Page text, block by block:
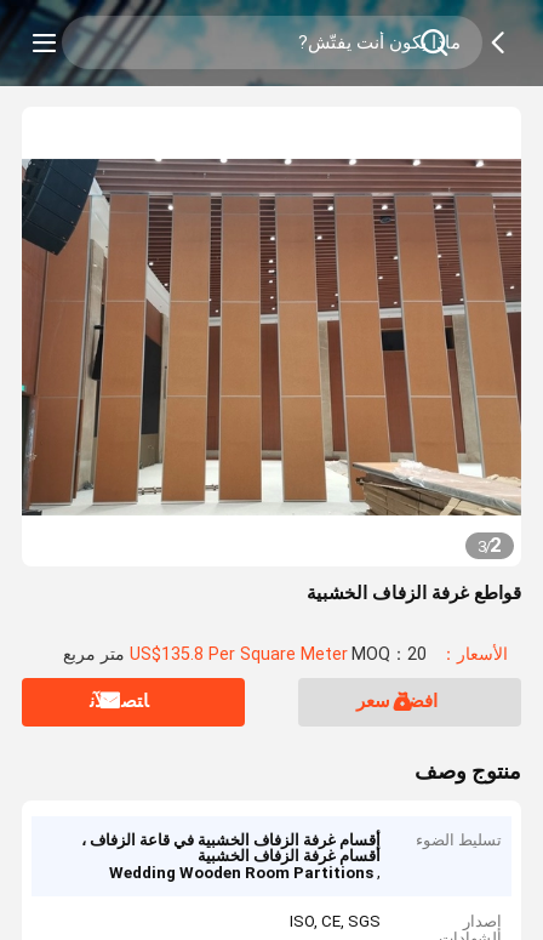
2
/
3
قواطع غرفة الزفاف الخشبية
الأسعار：US$135.8 Per Square Meter MOQ：20 متر مربع
افضل سعر ﺎﺘﺼﻟ ﺍﻶﻧ
منتوج وصف
تسليط الضوء
أقسام غرفة الزفاف الخشبية في قاعة الزفاف ،
أقسام غرفة الزفاف الخشبية
,
Wedding Wooden Room Partitions
إصدار
ISO, CE, SGS